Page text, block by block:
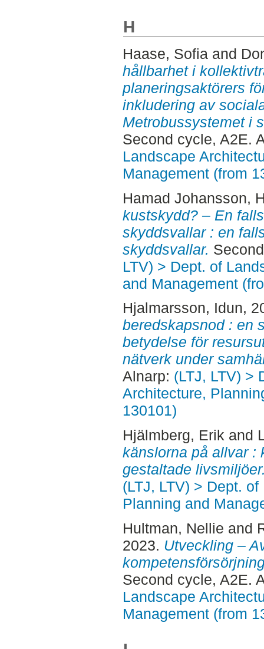
H
Haase, Sofiaand
hållbarhet i
planeringsaktörers
inkludering av
Metrobussystemet i
Second cycle, A2E.
Landscape
Management (from
Hamad Johansson,
kustskydd? – En
skyddsvallar : en
skyddsvallar.
LTV) > Dept. of
and Management
Hjalmarsson, Idun,
beredskapsnod : en
betydelse för
nätverk under
Alnarp: (LTJ, LTV) >
Architecture,
130101)
Hjälmberg, Erik and
känslorna på allvar :
gestaltade
(LTJ, LTV) > Dept.
Planning and
Hultman, Nellie and
2023. Utveckling –
Second cycle, A2E.
Landscape
Management (from